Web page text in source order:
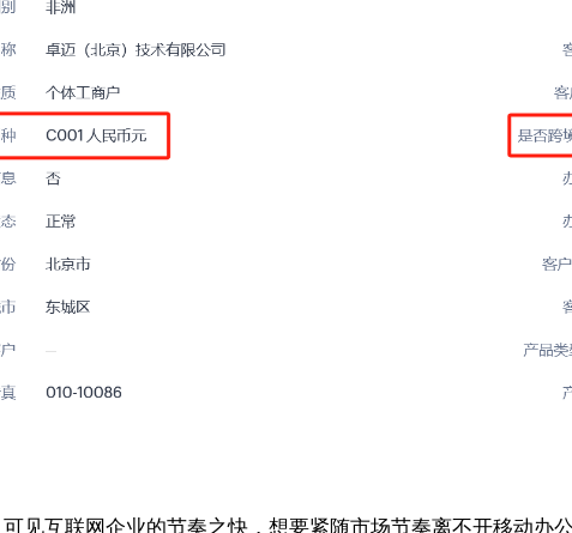
见互联网企业的节奏之快，想要紧随市场节奏离不开移动办